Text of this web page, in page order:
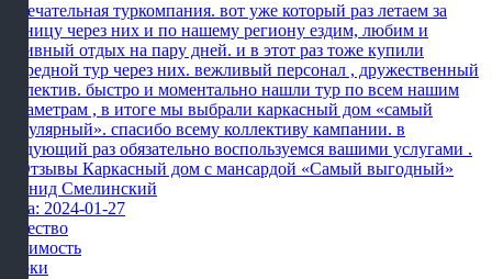
Замечательная туркомпания. вот уже который раз летаем за
границу через них и по нашему региону ездим, любим и
активный отдых на пару дней. и в этот раз тоже купили
очередной тур через них. вежливый персонал , дружественный
коллектив. быстро и моментально нашли тур по всем нашим
параметрам , в итоге мы выбрали каркасный дом «самый
популярный». спасибо всему коллективу кампании. в
следующий раз обязательно воспользуемся вашими услугами .
Леонид Смелинский
Дата: 2024-01-27
Качество
Стоимость
Сроки